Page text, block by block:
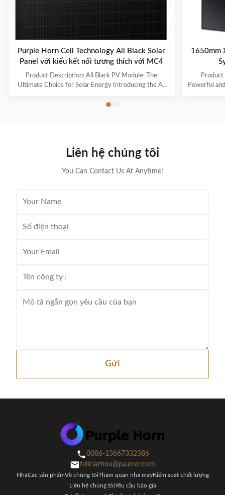
Purple Horn Cell Technology All Black Solar
Panel với kiểu kết nối tương thích với MC4
Product Description: All Black PV Module: The
Ultimate Choice for Solar Energy Introducing the All
Edition, the perfect solution for those seeking a sleek
design not only adds a touch of elegance to any
1650mm
Powerful
Liên hệ chúng tôi
You Can Contact Us At Anytime!
Gửi
0086-13667332386
feliciazhou@pa.ecer.com
NhàCác sản phẩmVề chúng tôiTham quan nhà máyKiểm soát chất lượng
Liên hệ chúng tôiYêu cầu báo giá